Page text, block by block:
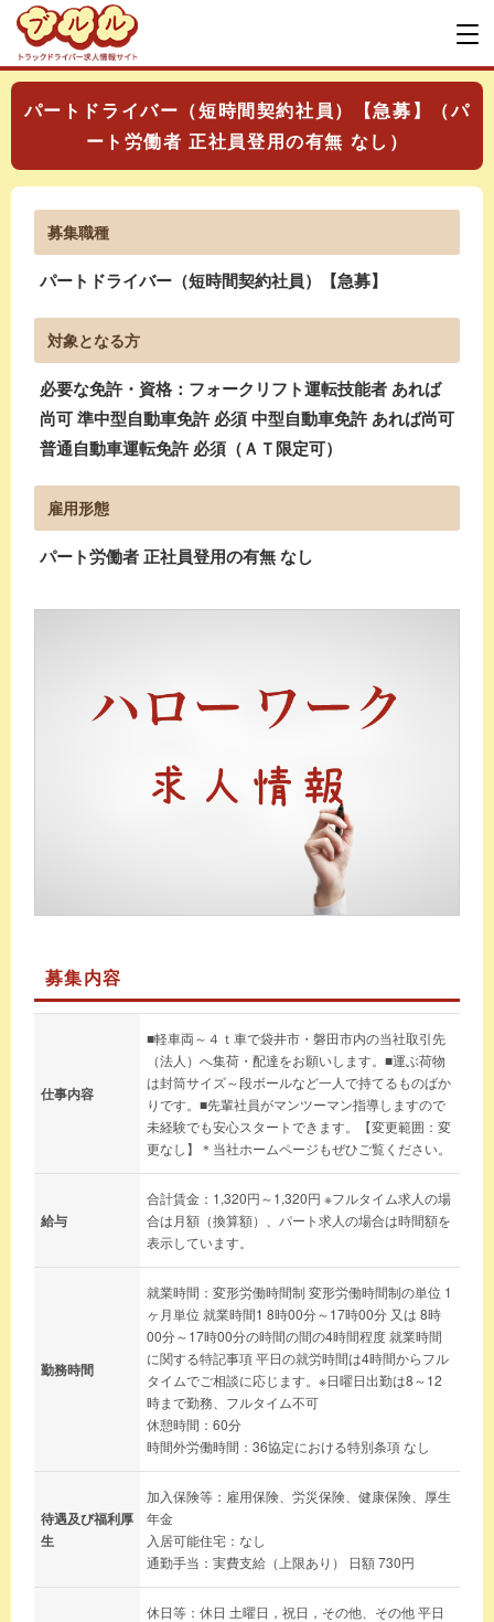
パートドライバー（短時間契約社員）【急募】（パ
ート労働者 正社員登用の有無 なし）
募集職種
パートドライバー（短時間契約社員）【急募】
対象となる方
必要な免許・資格：フォークリフト運転技能者 あれば
尚可 準中型自動車免許 必須 中型自動車免許 あれば尚可
普通自動車運転免許 必須（ＡＴ限定可）
雇用形態
パート労働者 正社員登用の有無 なし
募集内容
仕事内容
■軽車両～４ｔ車で袋井市・磐田市内の当社取引先
（法人）へ集荷・配達をお願いします。■運ぶ荷物
は封筒サイズ～段ボールなど一人で持てるものばか
りです。■先輩社員がマンツーマン指導しますので
未経験でも安心スタートできます。【変更範囲：変
更なし】＊当社ホームページもぜひご覧ください。
給与
合計賃金：1,320円～1,320円 ※フルタイム求人の場
合は月額（換算額）、パート求人の場合は時間額を
表示しています。
勤務時間
就業時間：変形労働時間制 変形労働時間制の単位 1
ヶ月単位 就業時間1 8時00分～17時00分 又は 8時
00分～17時00分の時間の間の4時間程度 就業時間
に関する特記事項 平日の就労時間は4時間からフル
タイムでご相談に応じます。※日曜日出勤は8～12
時まで勤務、フルタイム不可
休憩時間：60分
時間外労働時間：36協定における特別条項 なし
待遇及び福利厚
生
加入保険等：雇用保険、労災保険、健康保険、厚生
年金
入居可能住宅：なし
通勤手当：実費支給（上限あり） 日額 730円
休日等：休日 土曜日，祝日，その他、その他 平日